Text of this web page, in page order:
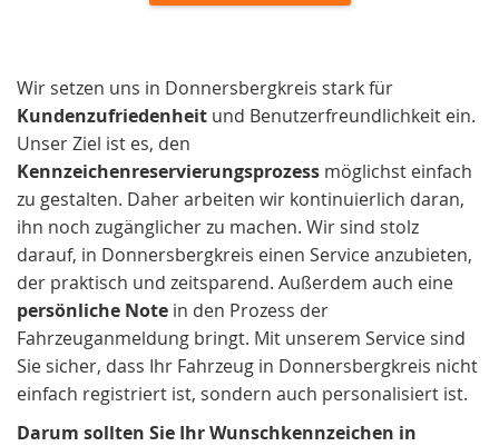
Wir setzen uns in Donnersbergkreis stark für
Kundenzufriedenheit und Benutzerfreundlichkeit ein.
Unser Ziel ist es, den
Kennzeichenreservierungsprozess möglichst einfach
zu gestalten. Daher arbeiten wir kontinuierlich daran,
ihn noch zugänglicher zu machen. Wir sind stolz
darauf, in Donnersbergkreis einen Service anzubieten,
der praktisch und zeitsparend. Außerdem auch eine
persönliche Note in den Prozess der
Fahrzeuganmeldung bringt. Mit unserem Service sind
Sie sicher, dass Ihr Fahrzeug in Donnersbergkreis nicht
einfach registriert ist, sondern auch personalisiert ist.
Darum sollten Sie Ihr Wunschkennzeichen in